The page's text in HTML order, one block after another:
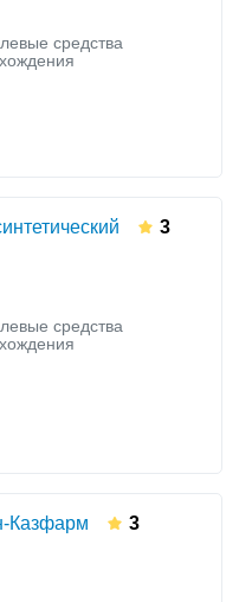
средства
3
средства
Казфарм 3